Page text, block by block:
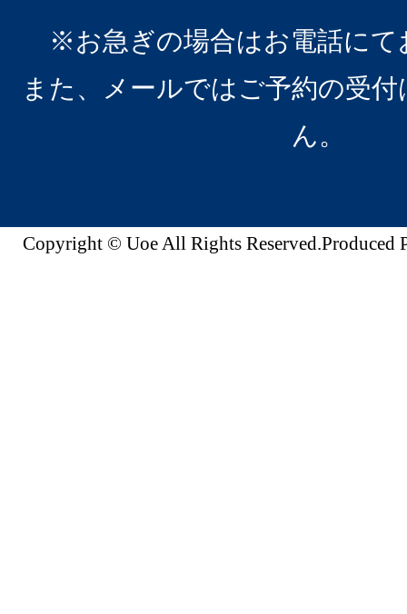
※お急ぎの場合はお電話にて
また、メールではご予約の受
ん。
Copyright © Uoe All Rights Reserved.Produced